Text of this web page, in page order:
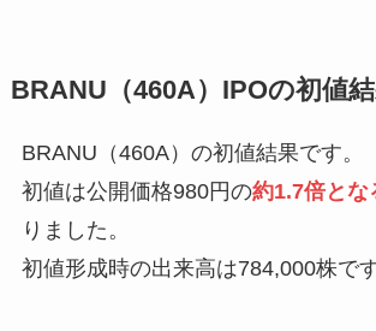
BRANU（460A）IPOの初値
BRANU（460A）の初値結果です。
初値は公開価格980円の約1.7倍とな
りました。
初値形成時の出来高は784,000株です